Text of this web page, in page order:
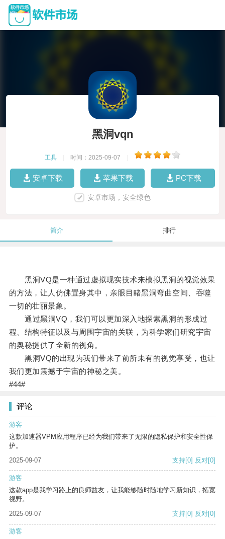
黑洞vqn
工具 时间：2025-09-07
安卓下载 苹果下载 PC下载
安卓市场，安全绿色
简介 排行
黑洞VQ是一种通过虚拟现实技术来模拟黑洞的视觉效果
的方法，让人仿佛置身其中，亲眼目睹黑洞弯曲空间、吞噬
一切的壮丽景象。
通过黑洞VQ，我们可以更加深入地探索黑洞的形成过
程、结构特征以及与周围宇宙的关联，为科学家们研究宇宙
的奥秘提供了全新的视角。
黑洞VQ的出现为我们带来了前所未有的视觉享受，也让
我们更加震撼于宇宙的神秘之美。
#44#
评论
游客
这款加速器VPM应用程序已经为我们带来了无限的隐私保护和安全性保
护。
2025-09-07
支持[0] 反对[0]
游客
这款app是我学习路上的良师益友，让我能够随时随地学习新知识，拓宽
视野。
2025-09-07
支持[0] 反对[0]
游客